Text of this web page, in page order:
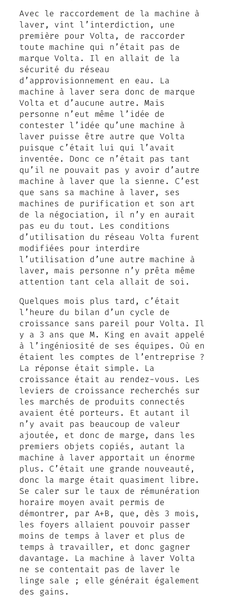
Avec le raccordement de la machine à
laver, vint l’interdiction, une
première pour Volta, de raccorder
toute machine qui n’était pas de
marque Volta. Il en allait de la
sécurité du réseau
d’approvisionnement en eau. La
machine à laver sera donc de marque
Volta et d’aucune autre. Mais
personne n’eut même l’idée de
contester l’idée qu’une machine à
laver puisse être autre que Volta
puisque c’était lui qui l’avait
inventée. Donc ce n’était pas tant
qu’il ne pouvait pas y avoir d’autre
machine à laver que la sienne. C’est
que sans sa machine à laver, ses
machines de purification et son art
de la négociation, il n’y en aurait
pas eu du tout. Les conditions
d’utilisation du réseau Volta furent
modifiées pour interdire
l’utilisation d’une autre machine à
laver, mais personne n’y prêta même
attention tant cela allait de soi.
Quelques mois plus tard, c’était
l’heure du bilan d’un cycle de
croissance sans pareil pour Volta. Il
y a 3 ans que M. King en avait appelé
à l’ingéniosité de ses équipes. Où en
étaient les comptes de l’entreprise ?
La réponse était simple. La
croissance était au rendez-vous. Les
leviers de croissance recherchés sur
les marchés de produits connectés
avaient été porteurs. Et autant il
n’y avait pas beaucoup de valeur
ajoutée, et donc de marge, dans les
premiers objets copiés, autant la
machine à laver apportait un énorme
plus. C’était une grande nouveauté,
donc la marge était quasiment libre.
Se caler sur le taux de rémunération
horaire moyen avait permis de
démontrer, par A+B, que, dès 3 mois,
les foyers allaient pouvoir passer
moins de temps à laver et plus de
temps à travailler, et donc gagner
davantage. La machine à laver Volta
ne se contentait pas de laver le
linge sale ; elle générait également
des gains.